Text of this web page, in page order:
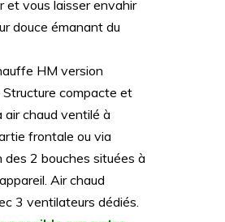
et vous laisser envahir
douce émanant du
HM version
Structure compacte et
air chaud ventilé à
frontale ou via
des 2 bouches situées à
Air chaud
3 ventilateurs dédiés.